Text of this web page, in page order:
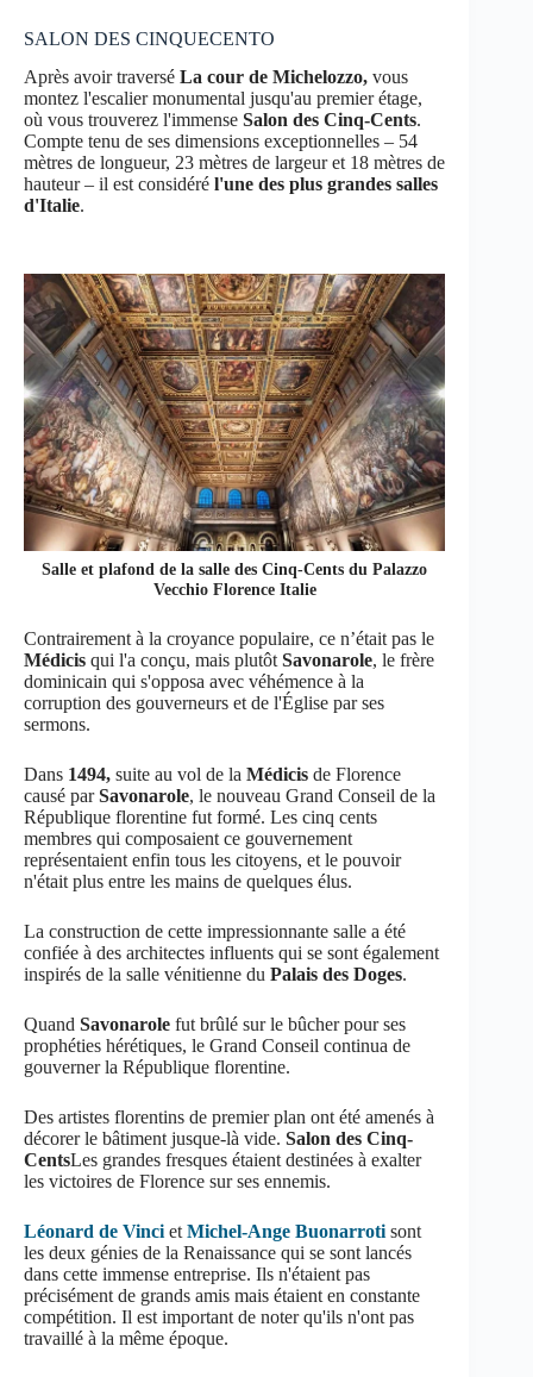
SALON DES CINQUECENTO
Après avoir traversé La cour de Michelozzo, vous
montez l'escalier monumental jusqu'au premier étage,
où vous trouverez l'immense Salon des Cinq-Cents.
Compte tenu de ses dimensions exceptionnelles – 54
mètres de longueur, 23 mètres de largeur et 18 mètres de
hauteur – il est considéré l'une des plus grandes salles
d'Italie.
Salle et plafond de la salle des Cinq-Cents du Palazzo
Vecchio Florence Italie
Contrairement à la croyance populaire, ce n’était pas le
Médicis qui l'a conçu, mais plutôtSavonarole, le frère
dominicain qui s'opposa avec véhémence à la
corruption des gouverneurs et de l'Église par ses
sermons.
Dans 1494, suite au vol de la Médicis de Florence
causé parSavonarole, le nouveau Grand Conseil de la
République florentine fut formé. Les cinq cents
membres qui composaient ce gouvernement
représentaient enfin tous les citoyens, et le pouvoir
n'était plus entre les mains de quelques élus.
La construction de cette impressionnante salle a été
confiée à des architectes influents qui se sont également
inspirés de la salle vénitienne du Palais des Doges.
Quand Savonarole fut brûlé sur le bûcher pour ses
prophéties hérétiques, le Grand Conseil continua de
gouverner la République florentine.
Des artistes florentins de premier plan ont été amenés à
décorer le bâtiment jusque-là vide. Salon des Cinq-
CentsLes grandes fresques étaient destinées à exalter
les victoires de Florence sur ses ennemis.
Léonard de VincietMichel-Ange Buonarrotisont
les deux génies de la Renaissance qui se sont lancés
dans cette immense entreprise. Ils n'étaient pas
précisément de grands amis mais étaient en constante
compétition. Il est important de noter qu'ils n'ont pas
travaillé à la même époque.